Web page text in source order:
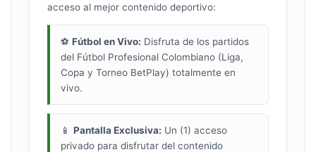
acceso al mejor contenido deportivo:
⚽ Fútbol en Vivo: Disfruta de los partidos
del Fútbol Profesional Colombiano (Liga,
Copa y Torneo BetPlay) totalmente en
vivo.
📱 Pantalla Exclusiva: Un (1) acceso
privado para disfrutar del contenido